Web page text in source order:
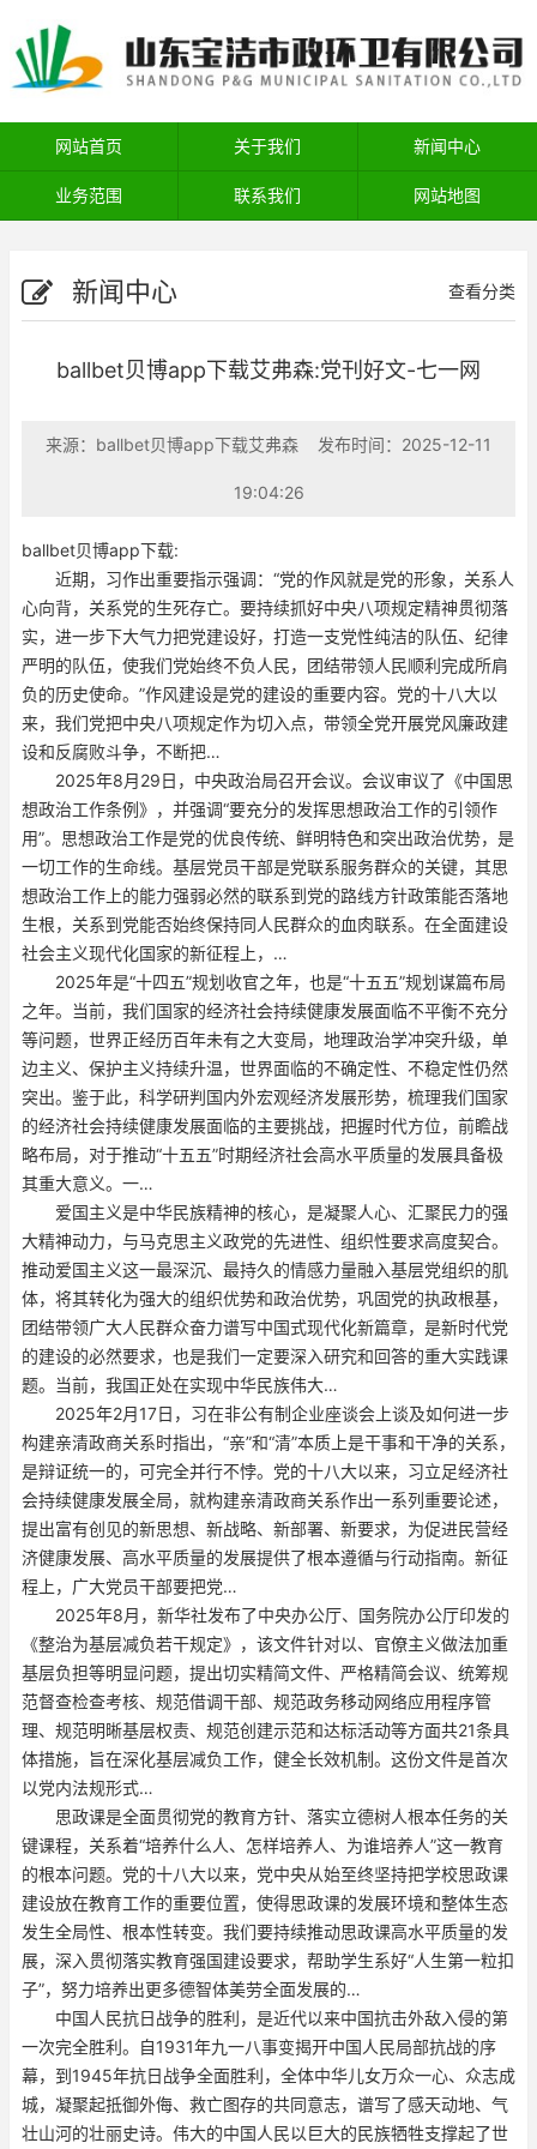
网站首页 关于我们 新闻中心
业务范围 联系我们 网站地图
新闻中心 查看分类
ballbet贝博app下载艾弗森:党刊好文-七一网
来源： ballbet贝博app下载艾弗森 发布时间：2025-12-11
19:04:26
ballbet贝博app下载:
近期，习作出重要指示强调：“党的作风就是党的形象，关系人
心向背，关系党的生死存亡。要持续抓好中央八项规定精神贯彻落
实，进一步下大气力把党建设好，打造一支党性纯洁的队伍、纪律
严明的队伍，使我们党始终不负人民，团结带领人民顺利完成所肩
负的历史使命。”作风建设是党的建设的重要内容。党的十八大以
来，我们党把中央八项规定作为切入点，带领全党开展党风廉政建
设和反腐败斗争，不断把…
2025年8月29日，中央政治局召开会议。会议审议了《中国思
想政治工作条例》，并强调“要充分的发挥思想政治工作的引领作
用”。思想政治工作是党的优良传统、鲜明特色和突出政治优势，是
一切工作的生命线。基层党员干部是党联系服务群众的关键，其思
想政治工作上的能力强弱必然的联系到党的路线方针政策能否落地
生根，关系到党能否始终保持同人民群众的血肉联系。在全面建设
社会主义现代化国家的新征程上，…
2025年是“十四五”规划收官之年，也是“十五五”规划谋篇布局
之年。当前，我们国家的经济社会持续健康发展面临不平衡不充分
等问题，世界正经历百年未有之大变局，地理政治学冲突升级，单
边主义、保护主义持续升温，世界面临的不确定性、不稳定性仍然
突出。鉴于此，科学研判国内外宏观经济发展形势，梳理我们国家
的经济社会持续健康发展面临的主要挑战，把握时代方位，前瞻战
略布局，对于推动“十五五”时期经济社会高水平质量的发展具备极
其重大意义。一…
爱国主义是中华民族精神的核心，是凝聚人心、汇聚民力的强
大精神动力，与马克思主义政党的先进性、组织性要求高度契合。
推动爱国主义这一最深沉、最持久的情感力量融入基层党组织的肌
体，将其转化为强大的组织优势和政治优势，巩固党的执政根基，
团结带领广大人民群众奋力谱写中国式现代化新篇章，是新时代党
的建设的必然要求，也是我们一定要深入研究和回答的重大实践课
题。当前，我国正处在实现中华民族伟大…
2025年2月17日，习在非公有制企业座谈会上谈及如何进一步
构建亲清政商关系时指出，“亲”和“清”本质上是干事和干净的关系，
是辩证统一的，可完全并行不悖。党的十八大以来，习立足经济社
会持续健康发展全局，就构建亲清政商关系作出一系列重要论述，
提出富有创见的新思想、新战略、新部署、新要求，为促进民营经
济健康发展、高水平质量的发展提供了根本遵循与行动指南。新征
程上，广大党员干部要把党…
2025年8月，新华社发布了中央办公厅、国务院办公厅印发的
《整治为基层减负若干规定》，该文件针对以、官僚主义做法加重
基层负担等明显问题，提出切实精简文件、严格精简会议、统筹规
范督查检查考核、规范借调干部、规范政务移动网络应用程序管
理、规范明晰基层权责、规范创建示范和达标活动等方面共21条具
体措施，旨在深化基层减负工作，健全长效机制。这份文件是首次
以党内法规形式…
思政课是全面贯彻党的教育方针、落实立德树人根本任务的关
键课程，关系着“培养什么人、怎样培养人、为谁培养人”这一教育
的根本问题。党的十八大以来，党中央从始至终坚持把学校思政课
建设放在教育工作的重要位置，使得思政课的发展环境和整体生态
发生全局性、根本性转变。我们要持续推动思政课高水平质量的发
展，深入贯彻落实教育强国建设要求，帮助学生系好“人生第一粒扣
子”，努力培养出更多德智体美劳全面发展的…
中国人民抗日战争的胜利，是近代以来中国抗击外敌入侵的第
一次完全胜利。自1931年九一八事变揭开中国人民局部抗战的序
幕，到1945年抗日战争全面胜利，全体中华儿女万众一心、众志成
城，凝聚起抵御外侮、救亡图存的共同意志，谱写了感天动地、气
壮山河的壮丽史诗。伟大的中国人民以巨大的民族牺牲支撑起了世